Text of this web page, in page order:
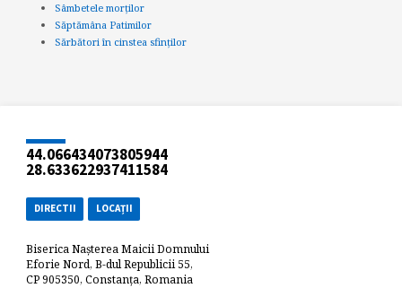
Sâmbetele morților
Săptămâna Patimilor
Sărbători în cinstea sfinților
44.066434073805944
28.633622937411584
DIRECTII LOCAȚII
Biserica Nașterea Maicii Domnului
Eforie Nord, B-dul Republicii 55,
CP 905350, Constanța, Romania